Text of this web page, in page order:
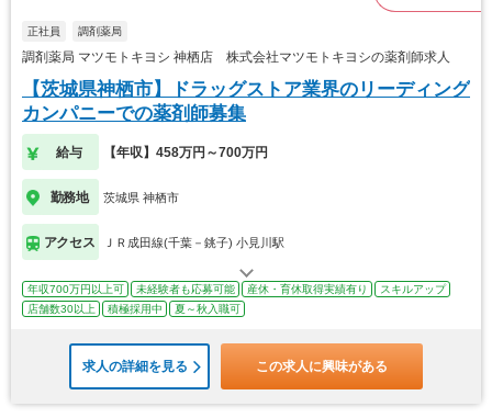
正社員 調剤薬局
調剤薬局 マツモトキヨシ 神栖店 株式会社マツモトキヨシの薬剤師求人
【茨城県神栖市】ドラッグストア業界のリーディング
カンパニーでの薬剤師募集
給与 【年収】458万円～700万円
勤務地 茨城県 神栖市
アクセス ＪＲ成田線(千葉－銚子) 小見川駅
年収700万円以上可 未経験者も応募可能 産休・育休取得実績有り
スキルアップ
店舗数30以上
積極採用中 夏～秋入職可
求人の詳細を見る この求人に興味がある